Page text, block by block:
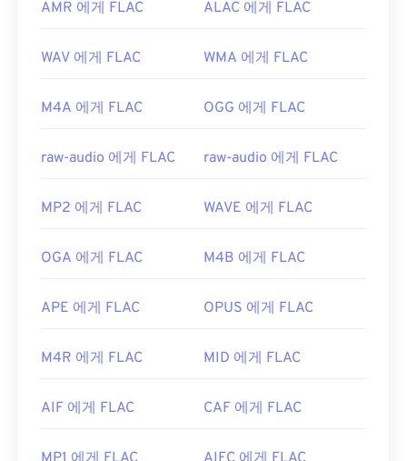
AMR 에게 FLAC ALAC 에게 FLAC
WAV 에게 FLAC WMA 에게 FLAC
M4A 에게 FLAC OGG 에게 FLAC
raw-audio 에게 FLAC raw-audio 에게 FLAC
MP2 에게 FLAC WAVE 에게 FLAC
OGA 에게 FLAC M4B 에게 FLAC
APE 에게 FLAC OPUS 에게 FLAC
M4R 에게 FLAC MID 에게 FLAC
AIF 에게 FLAC CAF 에게 FLAC